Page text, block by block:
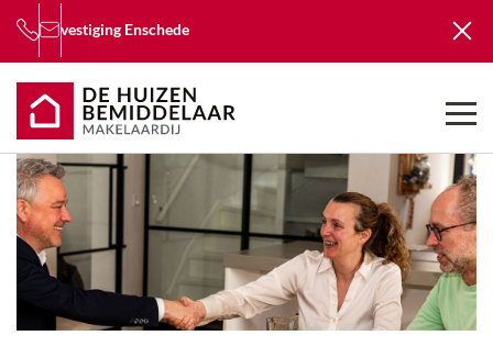
vestiging Enschede